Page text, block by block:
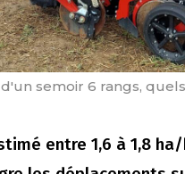
semoir 6 rangs,
entre 1,6 à 1,8